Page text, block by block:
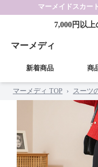
マーメイドスカート
7,000円以
マーメディ
新着商品 商
マーメディ TOP › スーツ